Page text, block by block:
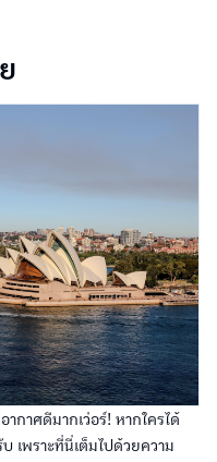
ศดีมากเว่อร์! หากใครได้
เพราะที่นี่เต็มไปด้วยความ